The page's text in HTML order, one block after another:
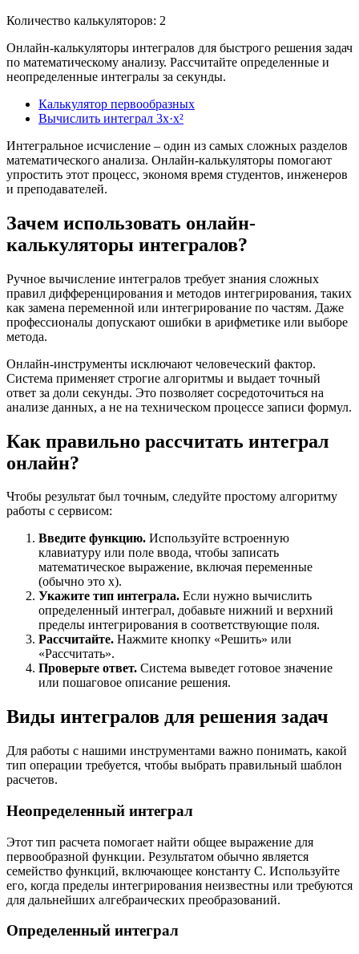
Количество калькуляторов: 2
Онлайн-калькуляторы интегралов для быстрого решения задач
по математическому анализу. Рассчитайте определенные и
неопределенные интегралы за секунды.
Калькулятор первообразных
Вычислить интеграл 3x·x²
Интегральное исчисление – один из самых сложных разделов
математического анализа. Онлайн-калькуляторы помогают
упростить этот процесс, экономя время студентов, инженеров
и преподавателей.
Зачем использовать онлайн-
калькуляторы интегралов?
Ручное вычисление интегралов требует знания сложных
правил дифференцирования и методов интегрирования, таких
как замена переменной или интегрирование по частям. Даже
профессионалы допускают ошибки в арифметике или выборе
метода.
Онлайн-инструменты исключают человеческий фактор.
Система применяет строгие алгоритмы и выдает точный
ответ за доли секунды. Это позволяет сосредоточиться на
анализе данных, а не на техническом процессе записи формул.
Как правильно рассчитать интеграл
онлайн?
Чтобы результат был точным, следуйте простому алгоритму
работы с сервисом:
Введите функцию. Используйте встроенную
клавиатуру или поле ввода, чтобы записать
математическое выражение, включая переменные
(обычно это x).
Укажите тип интеграла. Если нужно вычислить
определенный интеграл, добавьте нижний и верхний
пределы интегрирования в соответствующие поля.
Рассчитайте. Нажмите кнопку «Решить» или
«Рассчитать».
Проверьте ответ. Система выведет готовое значение
или пошаговое описание решения.
Виды интегралов для решения задач
Для работы с нашими инструментами важно понимать, какой
тип операции требуется, чтобы выбрать правильный шаблон
расчетов.
Неопределенный интеграл
Этот тип расчета помогает найти общее выражение для
первообразной функции. Результатом обычно является
семейство функций, включающее константу C. Используйте
его, когда пределы интегрирования неизвестны или требуются
для дальнейших алгебраических преобразований.
Определенный интеграл